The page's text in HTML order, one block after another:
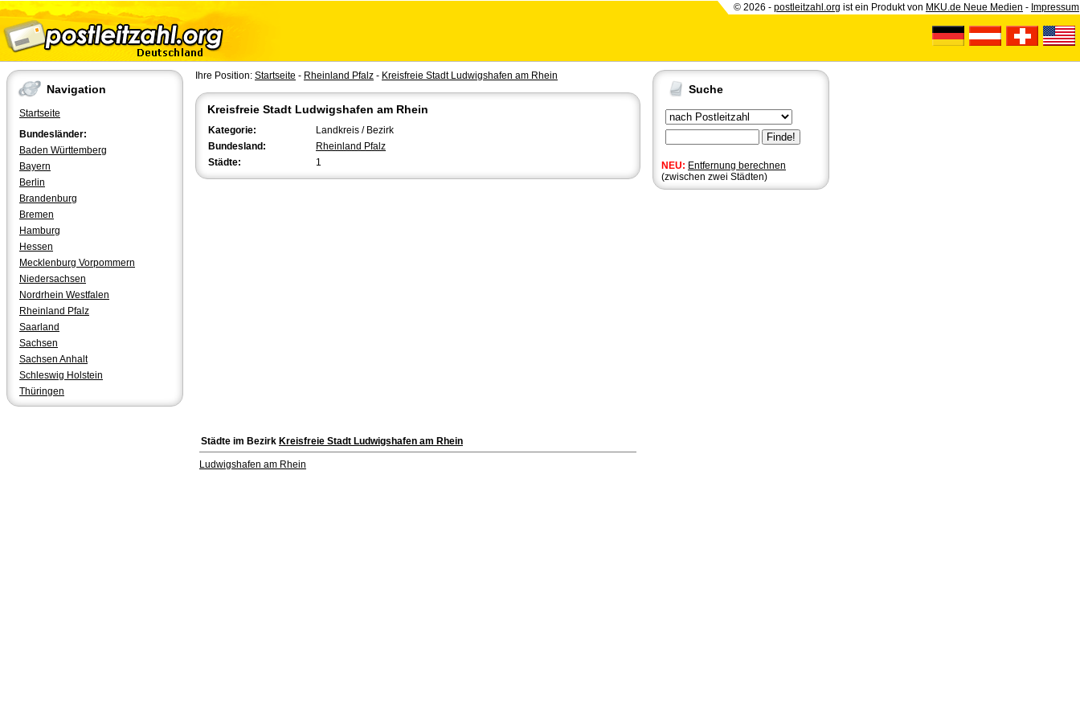
© 2026 - postleitzahl.org ist ein Produkt von MKU.de Neue Medien - Impressum
Navigation
Startseite
Bundesländer:
Baden Württemberg
Bayern
Berlin
Brandenburg
Bremen
Hamburg
Hessen
Mecklenburg Vorpommern
Niedersachsen
Nordrhein Westfalen
Rheinland Pfalz
Saarland
Sachsen
Sachsen Anhalt
Schleswig Holstein
Thüringen
Suche
NEU: Entfernung berechnen
(zwischen zwei Städten)
Ihre Position: Startseite - Rheinland Pfalz - Kreisfreie Stadt Ludwigshafen am Rhein
Kreisfreie Stadt Ludwigshafen am Rhein
Kategorie:
Landkreis / Bezirk
Bundesland:
Rheinland Pfalz
Städte:
1
Städte im Bezirk Kreisfreie Stadt Ludwigshafen am Rhein
Ludwigshafen am Rhein